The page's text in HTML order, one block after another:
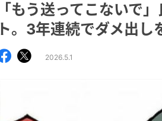
「もう送ってこないで
ト。3年連続でダメ出し
2026.5.1